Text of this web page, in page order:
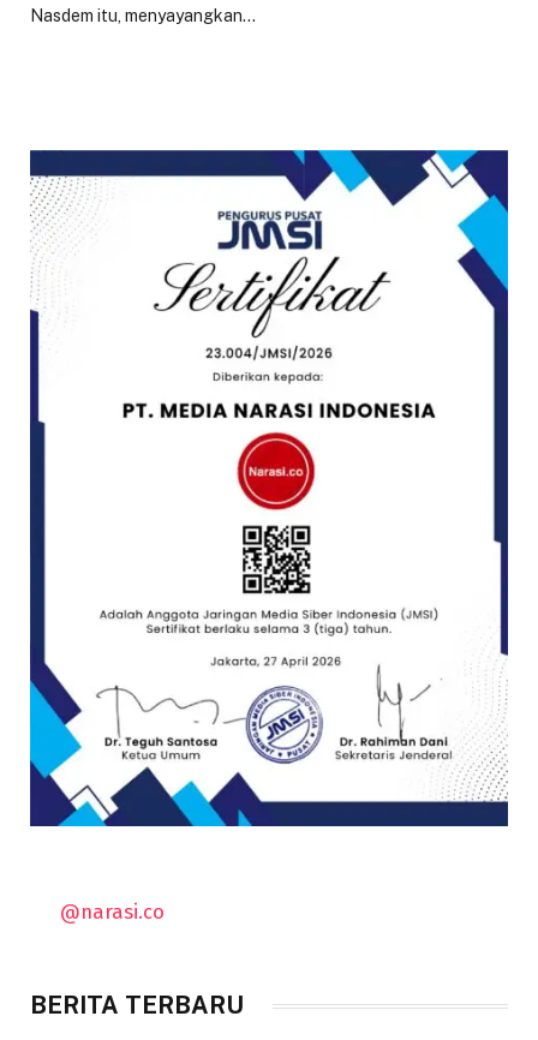
Nasdem itu, menyayangkan…
@narasi.co
BERITA TERBARU